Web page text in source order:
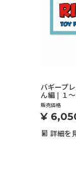
バギープ
ん編 | １
販売価格
¥
詳細を